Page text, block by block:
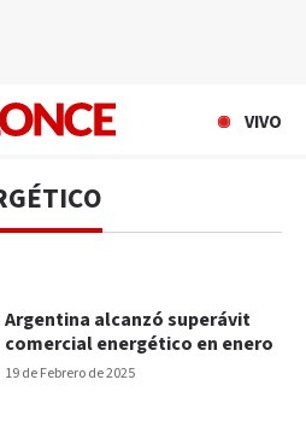
VIVO
19 de Febrero de 2025
Argentina alcanzó superávit
comercial energético en enero